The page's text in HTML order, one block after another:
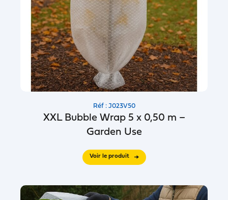
Réf : J023V50
XXL Bubble Wrap 5 x 0,50 m –
Garden Use
Voir le produit